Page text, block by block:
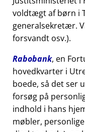
voldtægt af børn i
generalsekretær.
forsvandt osv.).
Rabobank, en
hovedkvarter i
boede, så det ser
forsøg på
indhold i hans
møbler,